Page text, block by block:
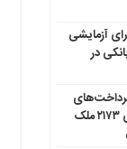
آزمایشی
در
پرداخت‌های
عمومی در شرایط جنگی/ مولدسازی ۲۱۷۳ ملک